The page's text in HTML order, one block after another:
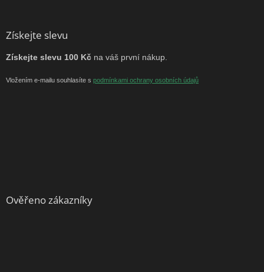
Získejte slevu
Získejte slevu 100 Kč na váš první nákup.
Vložením e-mailu souhlasíte s podmínkami ochrany osobních údajů
Ověřeno zákazníky